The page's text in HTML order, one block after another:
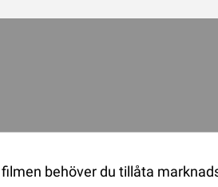
behöver du tillåta